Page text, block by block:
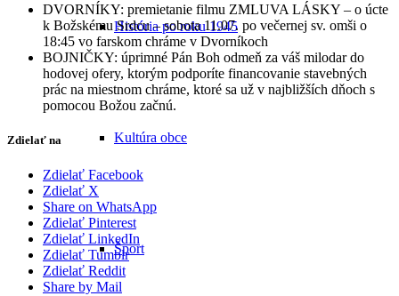
História po roku 1945
Kultúra obce
Šport
DVORNÍKY: premietanie filmu ZMLUVA LÁSKY – o úcte
k Božskému Srdcu – sobota 11.07. po večernej sv. omši o
18:45 vo farskom chráme v Dvorníkoch
BOJNIČKY: úprimné Pán Boh odmeň za váš milodar do
hodovej ofery, ktorým podporíte financovanie stavebných
prác na miestnom chráme, ktoré sa už v najbližších dňoch s
pomocou Božou začnú.
Zdielať na
Zdielať Facebook
Zdielať X
Share on WhatsApp
Zdielať Pinterest
Zdielať LinkedIn
Zdielať Tumblr
Zdielať Reddit
Share by Mail